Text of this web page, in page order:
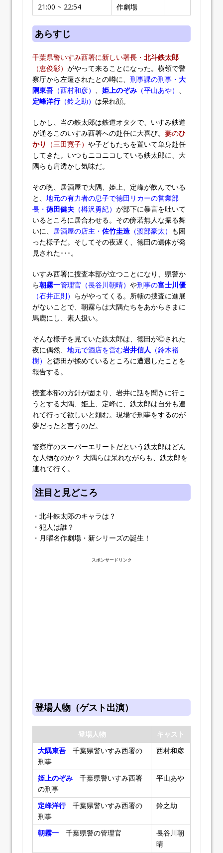
21:00 ~ 22:54
作劇場
あらすじ
千葉県警いすみ西署に新しい署長・ 北斗鉄太郎
（恵俊彰） がやって来ることになった。横領で警
察庁から左遷されたとの噂に、 刑事課の刑事・ 大
隅東吾 （西村和彦） 、 姫上のぞみ （平山あや） 、
定峰洋行（鈴之助） は呆れ顔。
しかし、当の鉄太郎は鉄道オタクで、いすみ鉄道
が通るこのいすみ西署への赴任に大喜び。 妻のひ
かり
（三田寛子） や子どもたちを置いて単身赴任
してきた。いつもニコニコしている鉄太郎に、大
隅らも肩透かし気味だ。
その晩、居酒屋で大隅、姫上、定峰が飲んでいる
と、 地元の有力者の息子で徳田リカーの営業部
長・ 徳田健夫 （樽沢勇紀） が部下に暴言を吐いて
いるところに居合わせる。その傍若無人な振る舞
いに、 居酒屋の店主・ 佐竹圭造 （渡部豪太） も困
った様子だ。そしてその夜遅く、徳田の遺体が発
見された･･･。
いすみ西署に捜査本部が立つことになり、県警か
ら朝霧一管理官（長谷川朝晴） や刑事の富士川優
（石井正則） らがやってくる。所轄の捜査に進展
がないことで、朝霧らは大隅たちをあからさまに
馬鹿にし、素人扱い。
そんな様子を見ていた鉄太郎は、徳田が◎された
夜に偶然、 地元で酒店を営む岩井信人 （鈴木裕
樹） と徳田が揉めているところに遭遇したことを
報告する。
捜査本部の方針が固まり、岩井に話を聞きに行こ
うとする大隅、姫上、定峰に、鉄太郎は自分も連
れて行って欲しいと頼む。現場で刑事をするのが
夢だったと言うのだ。
警察庁のスーパーエリートだという鉄太郎はどん
な人物なのか？ 大隅らは呆れながらも、鉄太郎を
連れて行く。
注目と見どころ
・北斗鉄太郎のキャラは？
・犯人は誰？
・月曜名作劇場・新シリーズの誕生！
スポンサードリンク
登場人物（ゲスト出演）
登場人物
キャスト
大隅東吾 千葉県警いすみ西署の
刑事
西村和彦
姫上のぞみ 千葉県警いすみ西署
の刑事
平山あや
定峰洋行千葉県警いすみ西署の
刑事
鈴之助
朝霧一 千葉県警の管理官
長谷川朝
晴